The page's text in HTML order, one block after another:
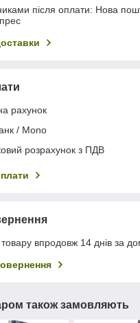
після оплати: Нова
рахунок
/ Mono
розрахунок з ПДВ
впродовж 14 днів за
також замовляють